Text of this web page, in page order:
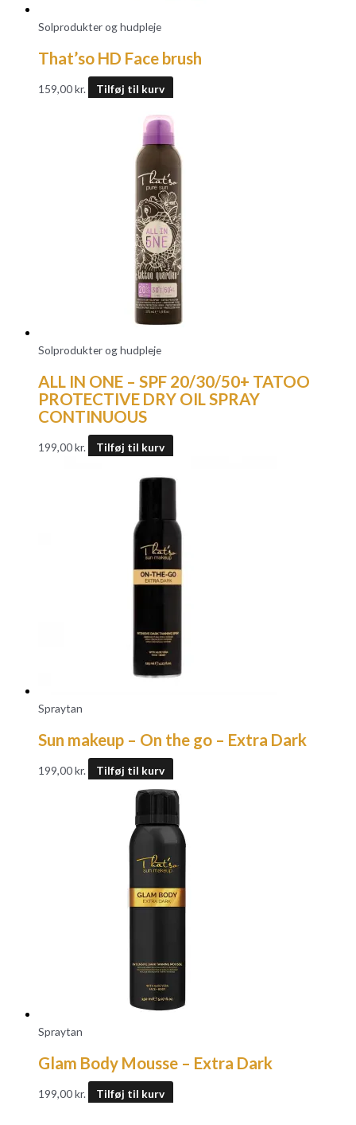
Solprodukter og hudpleje
That’so HD Face brush
159,00kr. Tilføj til kurv
Solprodukter og hudpleje
ALL IN ONE – SPF 20/30/50+ TATOO
PROTECTIVE DRY OIL SPRAY
CONTINUOUS
199,00kr. Tilføj til kurv
Spraytan
Sun makeup – On the go – Extra Dark
199,00kr. Tilføj til kurv
Spraytan
Glam Body Mousse – Extra Dark
199,00kr. Tilføj til kurv